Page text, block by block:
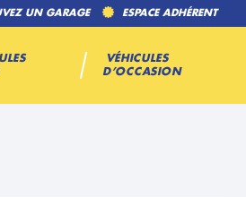
UN GARAGE ESPACE ADHÉRENT
VÉHICULES
D’OCCASION